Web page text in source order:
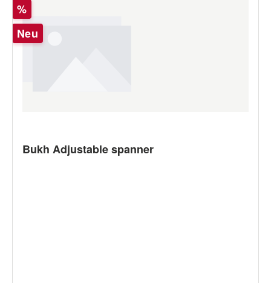
Rabatt
%
Neu
Bukh Adjustable spanner